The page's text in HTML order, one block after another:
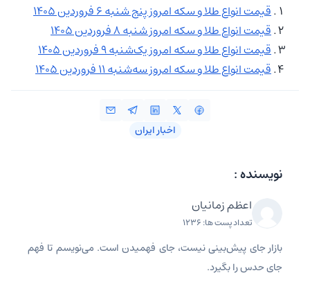
قیمت انواع طلا و سکه امروز پنج شنبه 6 فروردین 1405
قیمت انواع طلا و سکه امروز شنبه 8 فروردین 1405
قیمت انواع طلا و سکه امروز یک‌شنبه 9 فروردین 1405
قیمت انواع طلا و سکه امروز سه‌شنبه 11 فروردین 1405
اخبار ایران
نویسنده :
اعظم زمانیان
تعداد پست ها: 1236
بازار جای پیش‌بینی نیست، جای فهمیدن است. می‌نویسم تا فهم
جای حدس را بگیرد.